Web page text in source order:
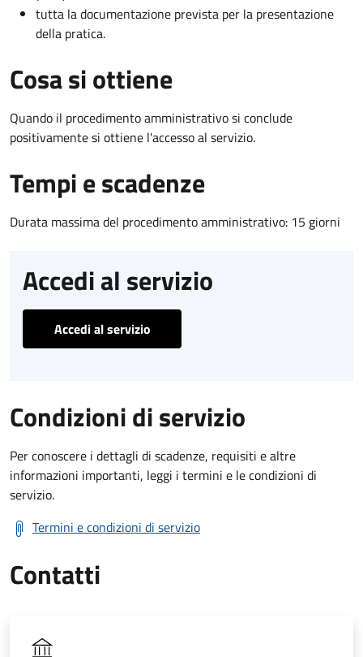
tutta la documentazione prevista per la presentazione
della pratica.
Cosa si ottiene
Quando il procedimento amministrativo si conclude
positivamente si ottiene l'accesso al servizio.
Tempi e scadenze
Durata massima del procedimento amministrativo: 15 giorni
Accedi al servizio
Accedi al servizio
Condizioni di servizio
Per conoscere i dettagli di scadenze, requisiti e altre
informazioni importanti, leggi i termini e le condizioni di
servizio.
Termini e condizioni di servizio
Contatti